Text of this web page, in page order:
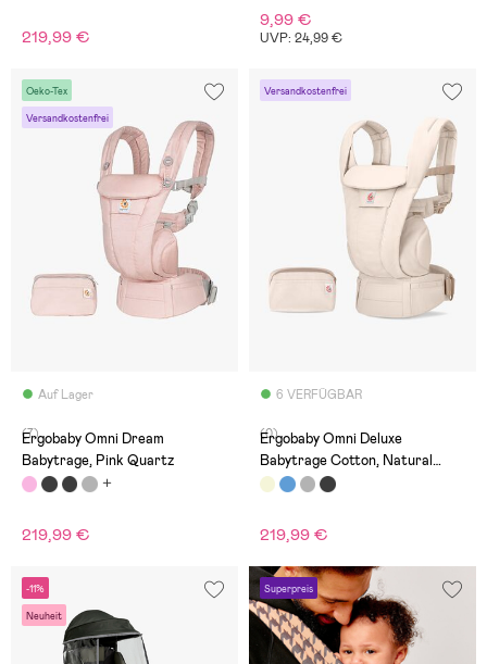
219,99 €
9,99 €
UVP: 24,99 €
Oeko-Tex
Versandkostenfrei
Auf Lager
(7)
Ergobaby Omni Dream
Babytrage, Pink Quartz
219,99 €
Versandkostenfrei
6 VERFÜGBAR
(0)
Ergobaby Omni Deluxe
Babytrage Cotton, Natural
Beige
219,99 €
-11%
Neuheit
Superpreis